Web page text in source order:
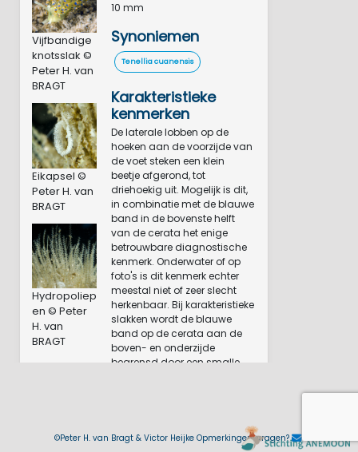
Vijfbandige
knotsslak ©
Peter H. van
BRAGT
Eikapsel ©
Peter H. van
BRAGT
Hydropoliep
en © Peter
H. van
BRAGT
10 mm
Synoniemen
Tenellia cuanensis
Karakteristieke
kenmerken
De laterale lobben op de
hoeken aan de voorzijde van
de voet steken een klein
beetje afgerond, tot
driehoekig uit. Mogelijk is dit,
in combinatie met de blauwe
band in de bovenste helft
van de cerata het enige
betrouwbare diagnostische
kenmerk. Onderwater of op
foto's is dit kenmerk echter
meestal niet of zeer slecht
herkenbaar. Bij karakteristieke
slakken wordt de blauwe
band op de cerata aan de
boven- en onderzijde
begrensd door een smalle
banden kunnen afwezig zijn
©Peter H. van Bragt & Victor Heijke Opmerkingen, vragen?